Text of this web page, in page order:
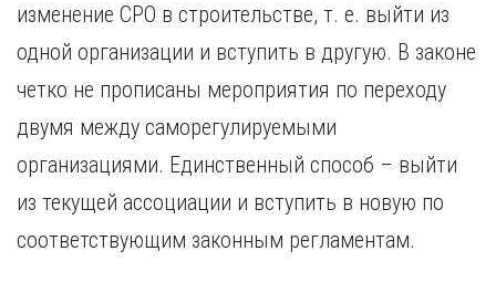
изменение СРО в строительстве, т. е. выйти из
одной организации и вступить в другую. В законе
четко не прописаны мероприятия по переходу
двумя между саморегулируемыми
организациями. Единственный способ – выйти
из текущей ассоциации и вступить в новую по
соответствующим законным регламентам.